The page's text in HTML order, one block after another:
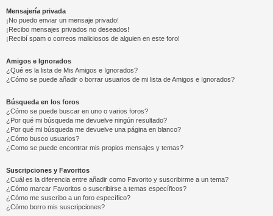
Mensajería privada
¡No puedo enviar un mensaje privado!
¡Recibo mensajes privados no deseados!
¡Recibí spam o correos maliciosos de alguien en este foro!
Amigos e Ignorados
¿Qué es la lista de Mis Amigos e Ignorados?
¿Cómo se puede añadir o borrar usuarios de mi lista de Amigos e Ignorados?
Búsqueda en los foros
¿Cómo se puede buscar en uno o varios foros?
¿Por qué mi búsqueda me devuelve ningún resultado?
¿Por qué mi búsqueda me devuelve una página en blanco?
¿Cómo busco usuarios?
¿Como se puede encontrar mis propios mensajes y temas?
Suscripciones y Favoritos
¿Cuál es la diferencia entre añadir como Favorito y suscribirme a un tema?
¿Cómo marcar Favoritos o suscribirse a temas específicos?
¿Cómo me suscribo a un foro específico?
¿Cómo borro mis suscripciones?